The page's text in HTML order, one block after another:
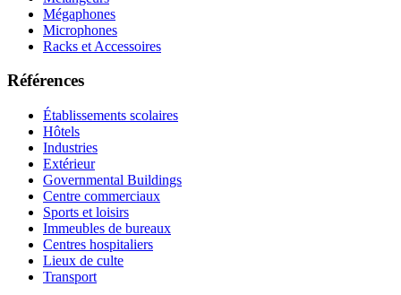
Mégaphones
Microphones
Racks et Accessoires
Références
Établissements scolaires
Hôtels
Industries
Extérieur
Governmental Buildings
Centre commerciaux
Sports et loisirs
Immeubles de bureaux
Centres hospitaliers
Lieux de culte
Transport